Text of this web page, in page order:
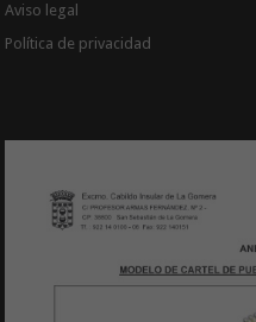
Aviso legal
Política de privacidad